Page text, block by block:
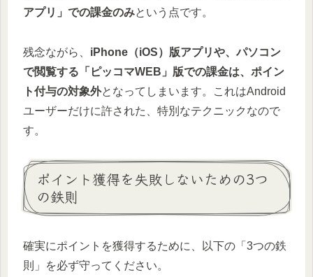
アプリ」での課金のみという点です。
残念ながら、 iPhone（iOS）版アプリや、パソコン
で閲覧する「ピッコマWEB」版での課金は、ポイン
ト付与の対象外となってしまいます。これはAndroid
ユーザーだけに許された、特別なテクニックなので
す。
ポイント獲得を失敗しないための3つ
の鉄則
確実にポイントを獲得するために、以下の「3つの鉄
則」を必ず守ってください。